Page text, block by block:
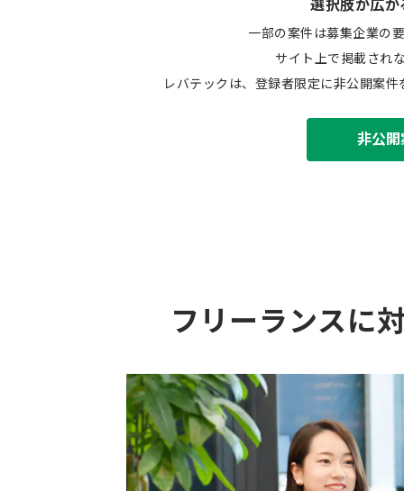
選択肢が広が
一部の案件は募集企業の
サイト上で掲載され
レバテックは、登録者限定に非公開案
非公
フリーランスに